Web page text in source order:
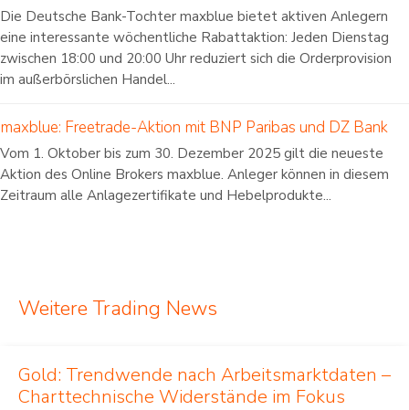
Die Deutsche Bank-Tochter maxblue bietet aktiven Anlegern
eine interessante wöchentliche Rabattaktion: Jeden Dienstag
zwischen 18:00 und 20:00 Uhr reduziert sich die Orderprovision
im außerbörslichen Handel...
maxblue: Freetrade-Aktion mit BNP Paribas und DZ Bank
Vom 1. Oktober bis zum 30. Dezember 2025 gilt die neueste
Aktion des Online Brokers maxblue. Anleger können in diesem
Zeitraum alle Anlagezertifikate und Hebelprodukte...
Weitere Trading News
Gold: Trendwende nach Arbeitsmarktdaten –
Charttechnische Widerstände im Fokus